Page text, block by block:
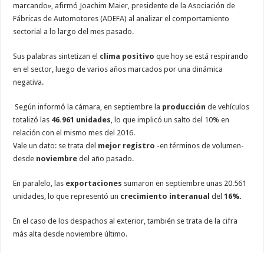
marcando», afirmó Joachim Maier, presidente de la Asociación de
Fábricas de Automotores (ADEFA) al analizar el comportamiento
sectorial a lo largo del mes pasado.
Sus palabras sintetizan el clima positivoque hoy se está respirando
en el sector, luego de varios años marcados por una dinámica
negativa.
Según informó la cámara, en septiembre la producción de vehículos
totalizó las 46.961 unidades , lo que implicó un salto del 10% en
relación con el mismo mes del 2016.
Vale un dato: se trata del mejor registro -en términos de volumen-
desde noviembre del año pasado.
En paralelo, las exportaciones sumaron en septiembre unas 20.561
unidades, lo que representó un crecimiento interanualdel16%.
En el caso de los despachos al exterior, también se trata de la cifra
más alta desde noviembre último.